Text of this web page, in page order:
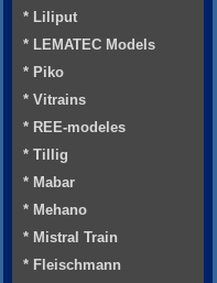
* Liliput
* LEMATEC Models
* Piko
* Vitrains
* REE-modeles
* Tillig
* Mabar
* Mehano
* Mistral Train
* Fleischmann